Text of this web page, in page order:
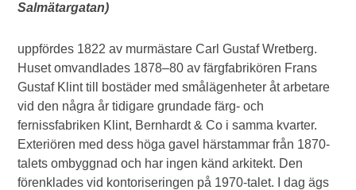
Salmätargatan)
uppfördes 1822 av murmästare Carl Gustaf Wretberg.
Huset omvandlades 1878–80 av färgfabrikören Frans
Gustaf Klint till bostäder med smålägenheter åt arbetare
vid den några år tidigare grundade färg- och
fernissfabriken Klint, Bernhardt & Co i samma kvarter.
Exteriören med dess höga gavel härstammar från 1870-
talets ombyggnad och har ingen känd arkitekt. Den
förenklades vid kontoriseringen på 1970-talet. I dag ägs